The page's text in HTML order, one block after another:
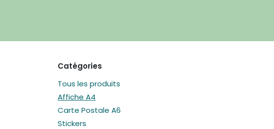
Catégories
Tous les produits
Affiche A4
Carte Postale A6
Stickers